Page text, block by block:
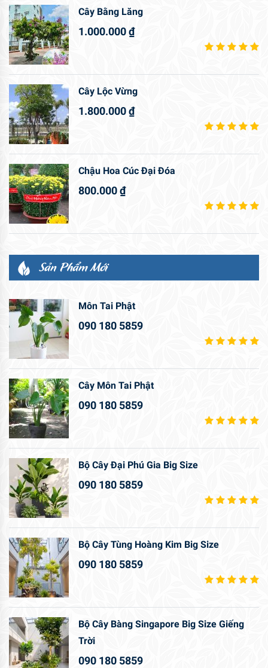
Cây Bằng Lăng
1.000.000₫
Cây Lộc Vừng
1.800.000₫
Chậu Hoa Cúc Đại Đóa
800.000₫
Sản Phẩm Mới
Môn Tai Phật
090 180 5859
Cây Môn Tai Phật
090 180 5859
Bộ Cây Đại Phú Gia Big Size
090 180 5859
Bộ Cây Tùng Hoàng Kim Big Size
090 180 5859
Bộ Cây Bàng Singapore Big Size Giếng
Trời
090 180 5859